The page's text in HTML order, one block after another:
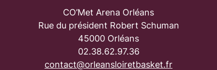
CO’Met Arena Orléans
Rue du président Robert Schuman
45000 Orléans
02.38.62.97.36
contact@orleansloiretbasket.fr